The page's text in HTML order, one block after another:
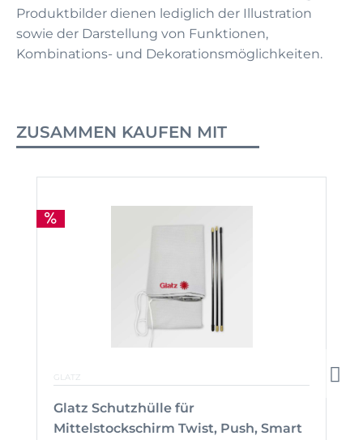
Produktbilder dienen lediglich der Illustration
sowie der Darstellung von Funktionen,
Kombinations- und Dekorationsmöglichkeiten.
ZUSAMMEN KAUFEN MIT
GLATZ
Glatz Schutzhülle für
Mittelstockschirm Twist, Push, Smart